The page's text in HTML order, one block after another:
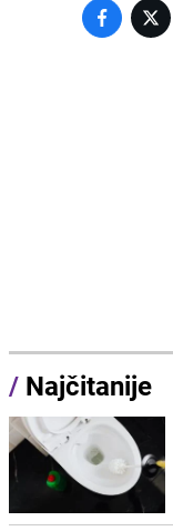
/ Najčitanije